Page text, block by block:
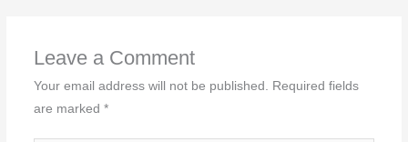
Leave a Comment
Your email address will not be published.
Required fields
are marked *